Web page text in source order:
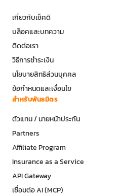
เกี่ยวกับเช็คดิ
บล็อคและบทความ
ติดต่อเรา
วิธีการชำระเงิน
นโยบายสิทธิส่วนบุคคล
ข้อกำหนดและเงื่อนไข
สำหรับพันธมิตร
ตัวแทน / นายหน้าประกัน
Partners
Affiliate Program
Insurance as a Service
API Gateway
เชื่อมต่อ AI (MCP)